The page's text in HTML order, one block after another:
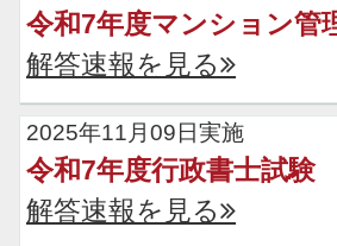
令和7年度マンション管
解答速報を見る
2025年11月09日実施
令和7年度行政書士試験
解答速報を見る